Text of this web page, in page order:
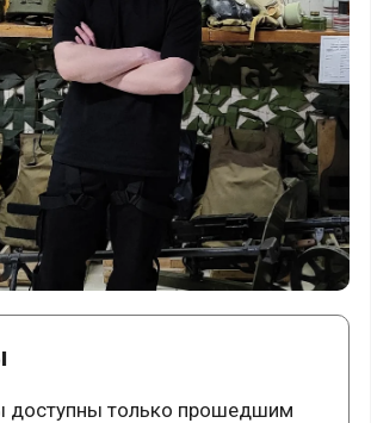
доступны только прошедшим